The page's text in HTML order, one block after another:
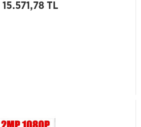
15.571,78 TL